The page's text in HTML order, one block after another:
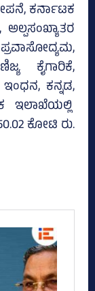
ಕರ್ನಾಟಕ
ಕೈಗಾರಿಕೆ,
ಕನ್ನಡ,
ಇಲಾಖೆಯಲ್ಲಿ
ಕೋಟಿ ರು.